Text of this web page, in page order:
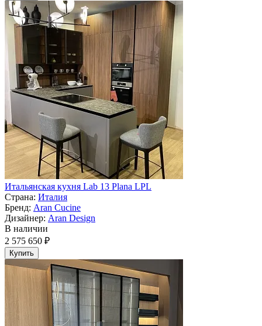
Итальянская кухня Lab 13 Plana LPL
Страна: Италия
Бренд: Aran Cucine
Дизайнер: Aran Design
В наличии
2 575 650 ₽
Купить